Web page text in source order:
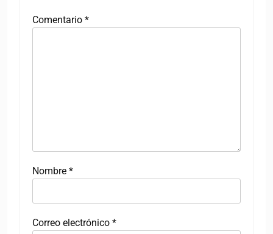
Comentario *
Nombre *
Correo electrónico *